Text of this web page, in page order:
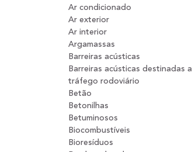
Ar condicionado
Ar exterior
Ar interior
Argamassas
Barreiras acústicas
Barreiras acústicas destinadas a
tráfego rodoviário
Betão
Betonilhas
Betuminosos
Biocombustíveis
Bioresíduos